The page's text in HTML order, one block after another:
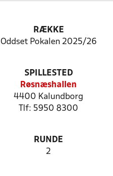
RÆKKE
Oddset Pokalen 2025/26
SPILLESTED
Røsnæshallen
4400 Kalundborg
Tlf: 5950 8300
RUNDE
2